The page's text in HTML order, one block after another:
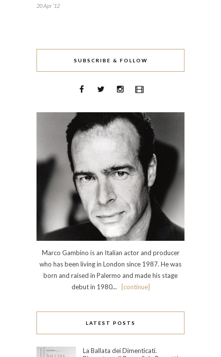
20 Apr ’12
SUBSCRIBE & FOLLOW
Marco Gambino is an Italian actor and producer
who has been living in London since 1987. He was
born and raised in Palermo and made his stage
debut in 1980...
[continue]
LATEST POSTS
La Ballata dei Dimenticati.